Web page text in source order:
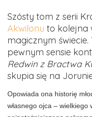
Szósty tom z serii
Akwilonu to kolejna
magicznym
pewnym sensie
Redwin z Bractwa
skupia się na
Opowiada ona historię
własnego ojca – wielkiego